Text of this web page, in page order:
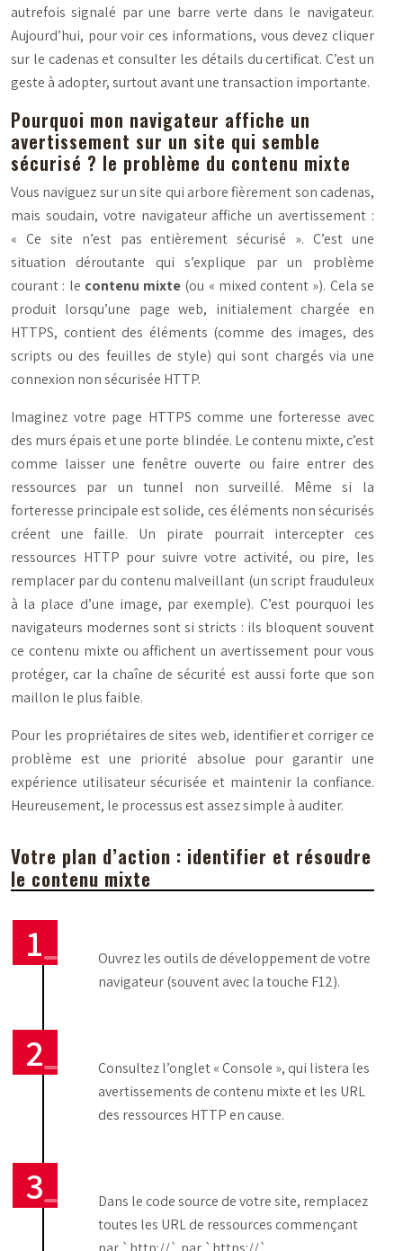
autrefois signalé par une barre verte dans le navigateur.
Aujourd’hui, pour voir ces informations, vous devez cliquer
sur le cadenas et consulter les détails du certificat. C’est un
geste à adopter, surtout avant une transaction importante.
Pourquoi mon navigateur affiche un
avertissement sur un site qui semble
sécurisé ? le problème du contenu mixte
Vous naviguez sur un site qui arbore fièrement son cadenas,
mais soudain, votre navigateur affiche un avertissement :
« Ce site n’est pas entièrement sécurisé ». C’est une
situation déroutante qui s’explique par un problème
courant : le contenu mixte (ou « mixed content »). Cela se
produit lorsqu’une page web, initialement chargée en
HTTPS, contient des éléments (comme des images, des
scripts ou des feuilles de style) qui sont chargés via une
connexion non sécurisée HTTP.
Imaginez votre page HTTPS comme une forteresse avec
des murs épais et une porte blindée. Le contenu mixte, c’est
comme laisser une fenêtre ouverte ou faire entrer des
ressources par un tunnel non surveillé. Même si la
forteresse principale est solide, ces éléments non sécurisés
créent une faille. Un pirate pourrait intercepter ces
ressources HTTP pour suivre votre activité, ou pire, les
remplacer par du contenu malveillant (un script frauduleux
à la place d’une image, par exemple). C’est pourquoi les
navigateurs modernes sont si stricts : ils bloquent souvent
ce contenu mixte ou affichent un avertissement pour vous
protéger, car la chaîne de sécurité est aussi forte que son
maillon le plus faible.
Pour les propriétaires de sites web, identifier et corriger ce
problème est une priorité absolue pour garantir une
expérience utilisateur sécurisée et maintenir la confiance.
Heureusement, le processus est assez simple à auditer.
Votre plan d’action : identifier et résoudre
le contenu mixte
Ouvrez les outils de développement de votre
navigateur (souvent avec la touche F12).
Consultez l’onglet « Console », qui listera les
avertissements de contenu mixte et les URL
des ressources HTTP en cause.
Dans le code source de votre site, remplacez
toutes les URL de ressources commençant